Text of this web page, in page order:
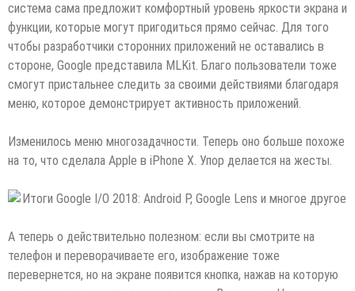
система сама предложит комфортный уровень яркости экрана и
функции, которые могут пригодиться прямо сейчас. Для того
чтобы разработчики сторонних приложений не оставались в
стороне, Google представила MLKit. Благо пользователи тоже
смогут пристальнее следить за своими действиями благодаря
меню, которое демонстрирует активность приложений.
Изменилось меню многозадачности. Теперь оно больше похоже
на то, что сделала Apple в iPhone X. Упор делается на жесты.
А теперь о действительно полезном: если вы смотрите на
телефон и переворачиваете его, изображение тоже
перевернется, но на экране появится кнопка, нажав на которую